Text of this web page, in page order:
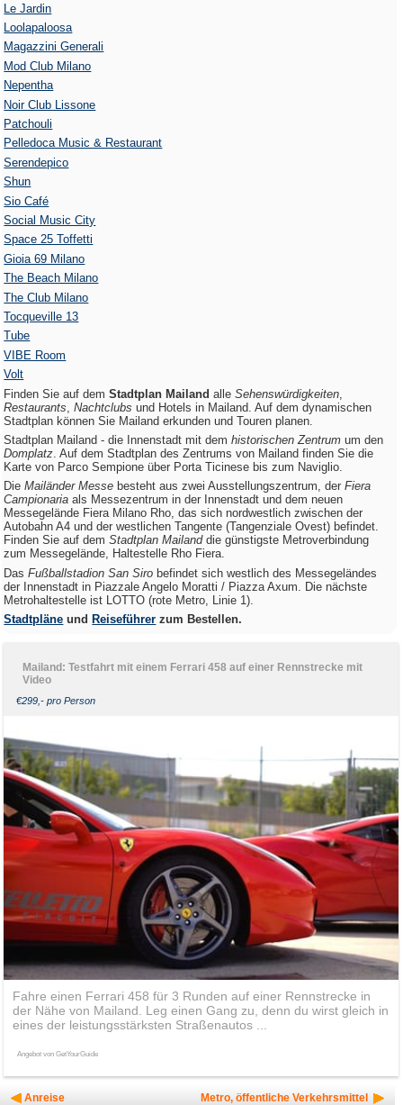
Le Jardin
Loolapaloosa
Magazzini Generali
Mod Club Milano
Nepentha
Noir Club Lissone
Patchouli
Pelledoca Music & Restaurant
Serendepico
Shun
Sio Café
Social Music City
Space 25 Toffetti
Gioia 69 Milano
The Beach Milano
The Club Milano
Tocqueville 13
Tube
VIBE Room
Volt
Finden Sie auf demStadtplan Mailand alleSehenswürdigkeiten
Restaurants ,Nachtclubs und Hotels in Mailand. Auf dem dynamischen
Stadtplan können Sie Mailand erkunden und Touren planen.
Stadtplan Mailand - die Innenstadt mit demhistorischen Zentrum um den
Domplatz . Auf dem Stadtplan des Zentrums von Mailand finden Sie die
Karte von Parco Sempione über Porta Ticinese bis zum Naviglio.
Die Mailänder Messe besteht aus zwei Ausstellungszentrum, der Fiera
Campionaria als Messezentrum in der Innenstadt und dem neuen
Messegelände Fiera Milano Rho, das sich nordwestlich zwischen der
Autobahn A4 und der westlichen Tangente (Tangenziale Ovest) befindet.
Finden Sie auf demStadtplan Mailanddie günstigste Metroverbindung
zum Messegelände, Haltestelle Rho Fiera.
DasFußballstadion San Siro befindet sich westlich des Messegeländes
der Innenstadt in Piazzale Angelo Moratti / Piazza Axum. Die nächste
Metrohaltestelle ist LOTTO (rote Metro, Linie 1).
Stadtpläne und Reiseführer zum Bestellen.
Mailand: Testfahrt mit einem Ferrari 458 auf einer Rennstrecke mit
Video
€299,- pro Person
Fahre einen Ferrari 458 für 3 Runden auf einer Rennstrecke in
der Nähe von Mailand. Leg einen Gang zu, denn du wirst gleich in
eines der leistungsstärksten Straßenautos ...
Angebot von GetYourGuide
Anreise Metro, öffentliche Verkehrsmittel